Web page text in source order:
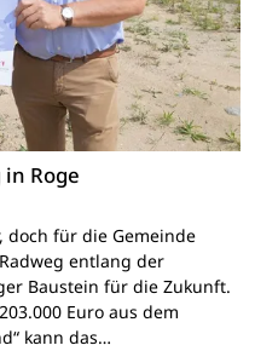
Roge
doch für die Gemeinde
entlang der
Baustein für die Zukunft.
Euro aus dem
kann das…